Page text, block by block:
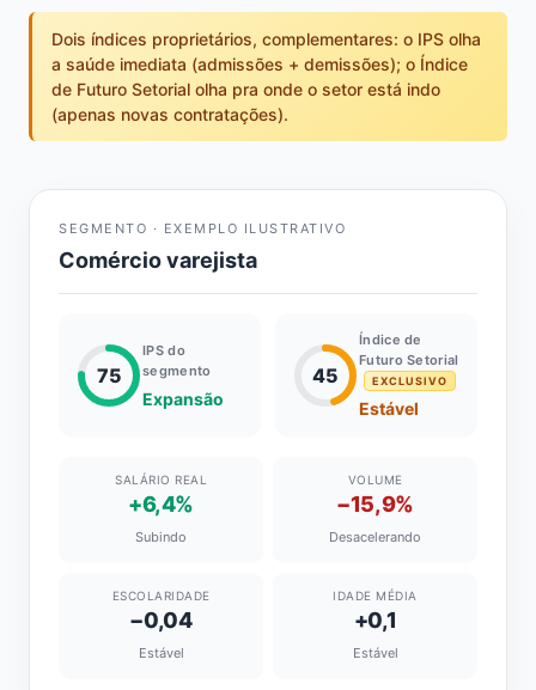
Dois índices proprietários, complementares: o IPS olha
a saúde imediata (admissões + demissões); o Índice
de Futuro Setorial olha pra onde o setor está indo
(apenas novas contratações).
SEGMENTO · EXEMPLO ILUSTRATIVO
Comércio varejista
75
IPS do
segmento
Expansão
45
Índice de
Futuro Setorial
EXCLUSIVO
Estável
SALÁRIO REAL
+6,4%
Subindo
VOLUME
−15,9%
Desacelerando
ESCOLARIDADE
−0,04
Estável
IDADE MÉDIA
+0,1
Estável